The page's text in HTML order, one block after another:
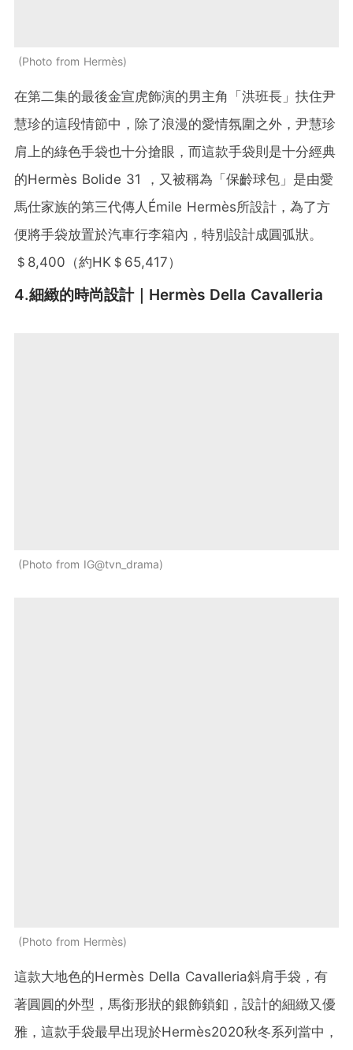
Photo from Hermès
在第二集的最後金宣虎飾演的男主角「洪班長」扶住尹
慧珍的這段情節中，除了浪漫的愛情氛圍之外，尹慧珍
肩上的綠色手袋也十分搶眼，而這款手袋則是十分經典
的Hermès Bolide 31 ，又被稱為「保齡球包」是由愛
馬仕家族的第三代傳人Émile Hermès所設計，為了方
便將手袋放置於汽車行李箱內，特別設計成圓弧狀。
＄8,400（約HK＄65,417）
4.細緻的時尚設計｜Hermès Della Cavalleria
Photo from IG@tvn_drama
Photo from Hermès
這款大地色的Hermès Della Cavalleria斜肩手袋，有
著圓圓的外型，馬銜形狀的銀飾鎖釦，設計的細緻又優
雅，這款手袋最早出現於Hermès2020秋冬系列當中，